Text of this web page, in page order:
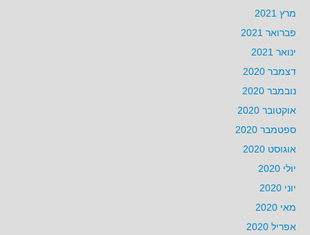
מרץ 2021
פברואר 2021
ינואר 2021
דצמבר 2020
נובמבר 2020
אוקטובר 2020
ספטמבר 2020
אוגוסט 2020
יולי 2020
יוני 2020
מאי 2020
אפריל 2020